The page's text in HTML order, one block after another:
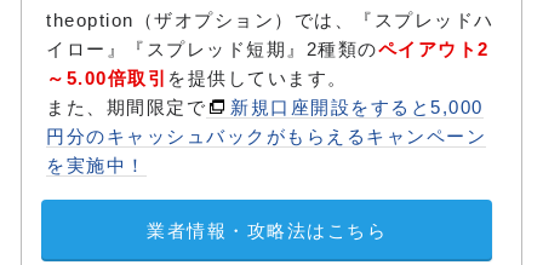
theoption（ザオプション）では、『スプレッドハ
イロー』『スプレッド短期』2種類のペイアウト2
～5.00倍取引 を提供しています。
また、期間限定で
新規口座開設をすると5,000
円分のキャッシュバックがもらえるキャンペーン
を実施中！
業者情報・攻略法はこちら